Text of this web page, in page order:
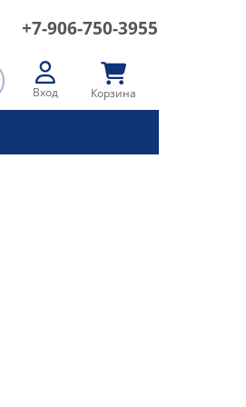
+7-906-750-3955
Вход Корзина